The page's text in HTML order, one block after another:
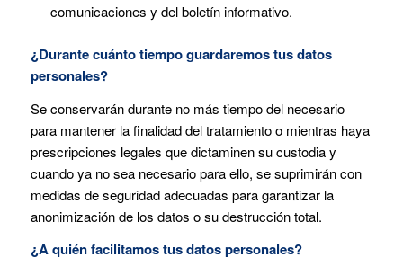
comunicaciones y del boletín informativo.
¿Durante cuánto tiempo guardaremos tus datos
personales?
Se conservarán durante no más tiempo del necesario
para mantener la finalidad del tratamiento o mientras haya
prescripciones legales que dictaminen su custodia y
cuando ya no sea necesario para ello, se suprimirán con
medidas de seguridad adecuadas para garantizar la
anonimización de los datos o su destrucción total.
¿A quién facilitamos tus datos personales?